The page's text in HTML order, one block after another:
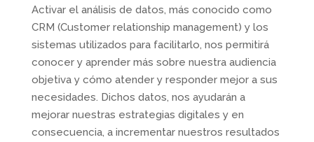
Activar el análisis de datos, más conocido como
CRM (Customer relationship management) y los
sistemas utilizados para facilitarlo, nos permitirá
conocer y aprender más sobre nuestra audiencia
objetiva y cómo atender y responder mejor a sus
necesidades. Dichos datos, nos ayudarán a
mejorar nuestras estrategias digitales y en
consecuencia, a incrementar nuestros resultados